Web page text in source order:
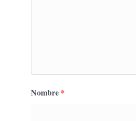
Nombre *